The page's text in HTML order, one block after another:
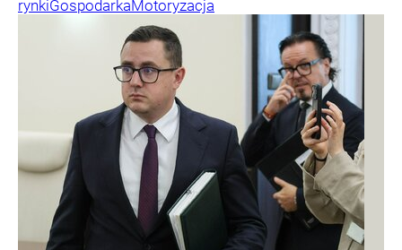
rynkiGospodarkaMotoryzacja